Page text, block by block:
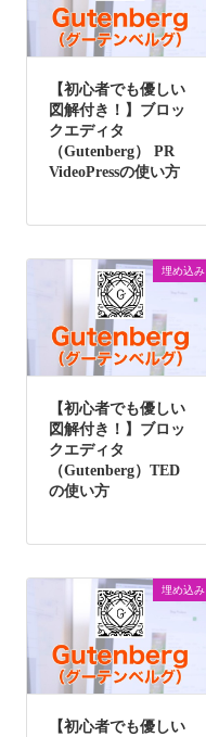
【初心者でも優しい
図解付き！】ブロッ
クエディタ
（Gutenberg） PR
VideoPressの使い方
埋め込み
【初心者でも優しい
図解付き！】ブロッ
クエディタ
（Gutenberg）TED
の使い方
埋め込み
【初心者でも優しい